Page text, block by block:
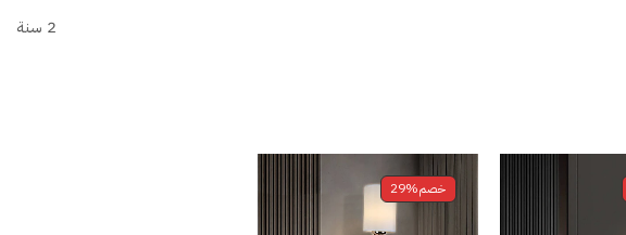
2 سنة
خصم29%